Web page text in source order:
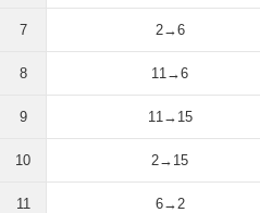
7 2→6
8 11→6
9 11→15
10 2→15
11 6→2